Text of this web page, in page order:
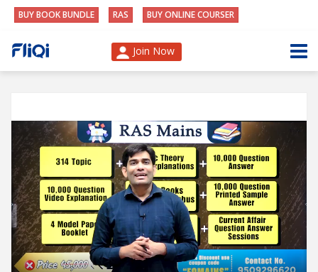
BUY BOOK BUNDLE RAS BUY ONLINE COURSER
Join Now